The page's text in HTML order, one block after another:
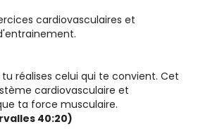
cardiovasculaires et
réalises celui qui te convient. Cet
cardiovasculaire et
ta force musculaire.
40:20)